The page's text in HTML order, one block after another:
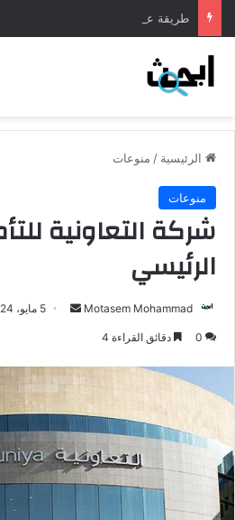
طريقة عمل المنسف الاردني
الرئيسية / منوعات
منوعات
شركة التعاونية
الرئيسي
Motasem Mohammad 5 مايو، 2024
0 دقائق القراءة 4